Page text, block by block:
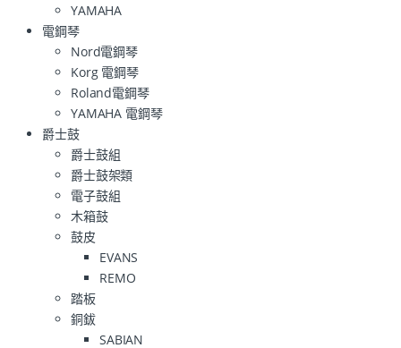
YAMAHA
電鋼琴
Nord電鋼琴
Korg 電鋼琴
Roland電鋼琴
YAMAHA 電鋼琴
爵士鼓
爵士鼓組
爵士鼓架類
電子鼓組
木箱鼓
鼓皮
EVANS
REMO
踏板
銅鈸
SABIAN